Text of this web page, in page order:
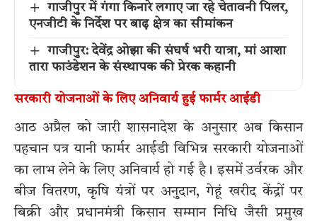
गाजीपुर में गंगा किनारे लगाए जा रहे चेतावनी पिलर,
एनजीटी के निर्देश पर बाढ़ क्षेत्र का सीमांकन
गाजीपुर: देवेंद्र ओझा की संघर्ष भरी यात्रा, मां आशा
तारा फाउंडेशन के संस्थापक की प्रेरक कहानी
सरकारी योजनाओं के लिए अनिवार्य हुई फार्मर आईडी
आठ अप्रैल को जारी शासनादेश के अनुसार अब किसान
पहचान पत्र यानी फार्मर आईडी विभिन्न सरकारी योजनाओं
का लाभ लेने के लिए अनिवार्य हो गई है। इसमें उर्वरक और
बीज वितरण, कृषि यंत्रों पर अनुदान, गेहूं खरीद केंद्रों पर
बिक्री और प्रधानमंत्री किसान सम्मान निधि जैसी प्रमुख